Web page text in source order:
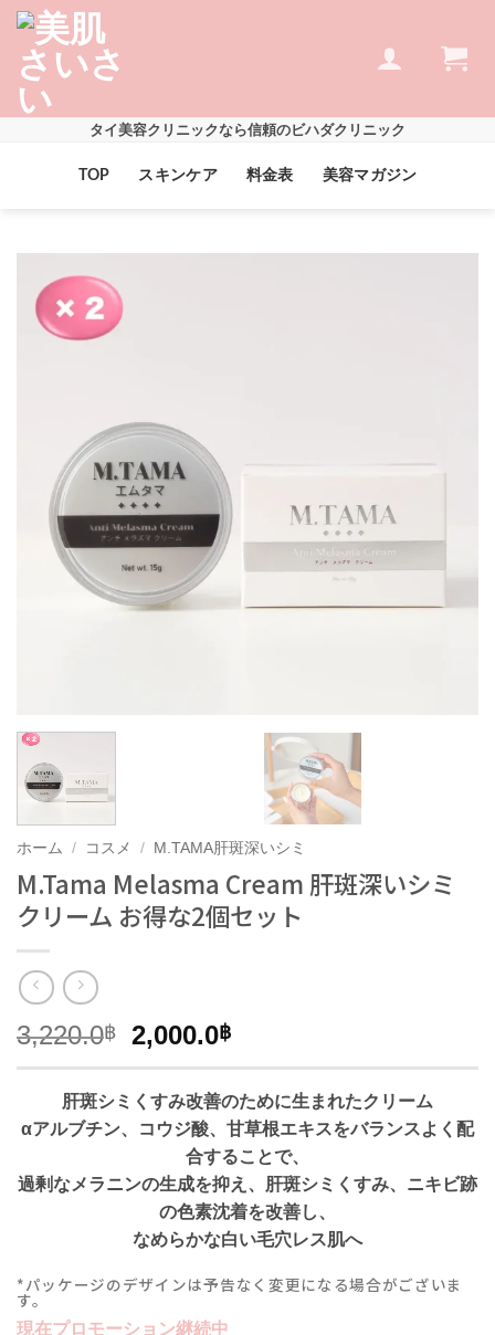
Skip
content
タイ美容クリニックなら信頼のビハダクリニック
TOP スキンケア 料金表 美容マガジン
ホーム / コスメ / M.TAMA肝斑深いシミ
M.Tama Melasma Cream 肝斑深いシミ
クリーム お得な2個セット
3,220.0฿
元
の
価
格
は
3,220.0฿
で
た。
2,000.0฿現
在
の
価
格
は
2,000.0฿
で
す。
肝斑シミくすみ改善のために生まれたクリーム
αアルブチン、コウジ酸、甘草根エキスをバランスよく配
合することで、
過剰なメラニンの生成を抑え、肝斑シミくすみ、ニキビ跡
の色素沈着を改善し、
なめらかな白い毛穴レス肌へ
*パッケージのデザインは予告なく変更になる場合がございま
す。
現在プロモーション継続中